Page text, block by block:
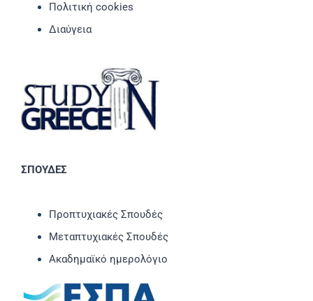
Πολιτική cookies
Διαύγεια
ΣΠΟΥΔΕΣ
Προπτυχιακές Σπουδές
Μεταπτυχιακές Σπουδές
Ακαδημαϊκό ημερολόγιο